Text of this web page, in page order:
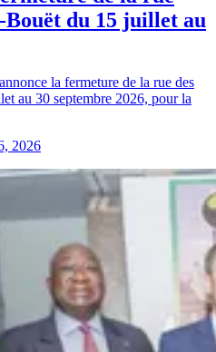
Bouët du 15 juillet au
la fermeture de la rue des
au 30 septembre 2026, pour la
2026